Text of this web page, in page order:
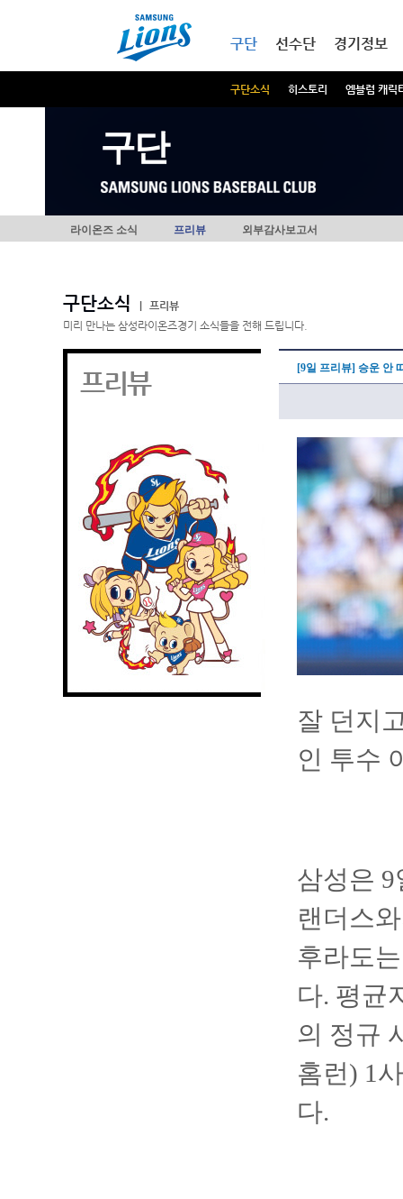
구단
구단소식 히스토리 엠블럼 캐릭
선수단 경기정보
구단
라이온즈 소식 프리뷰 외부감사보고서
구단소식
프리뷰
미리 만나는 삼성라이온즈경기 소식들을 전해 드립니다.
프리뷰 [9일 프리뷰] 승운 안
잘 던지
인 투수
삼성은 9
랜더스
후라도
다. 평균
의 정규
홈런) 1
다.